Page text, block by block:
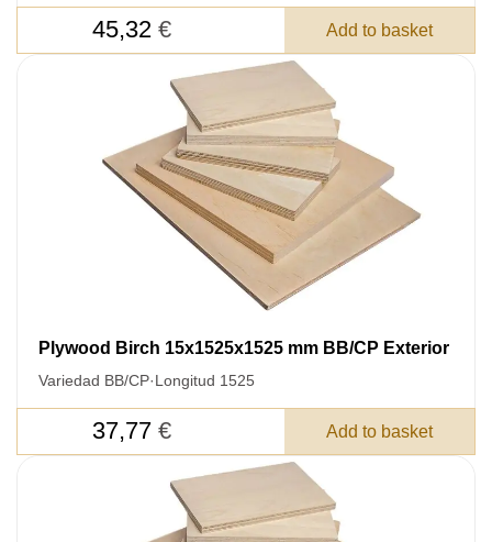
45,32 € Add to basket
Plywood Birch 15x1525x1525 mm BB/CP Exterior
Variedad BB/CP·Longitud 1525
37,77 € Add to basket
LEAVE YOUR
DETAILS FOR
FEEDBACK ON THE ORDER.